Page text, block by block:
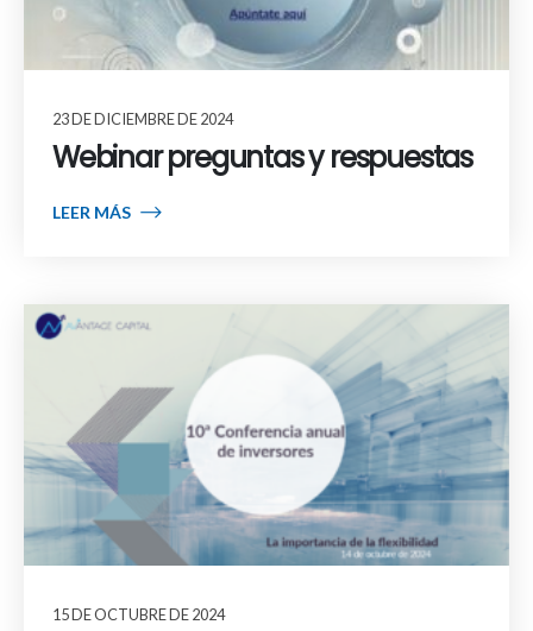
23 DE DICIEMBRE DE 2024
Webinar preguntas y respuestas
LEER MÁS
15 DE OCTUBRE DE 2024